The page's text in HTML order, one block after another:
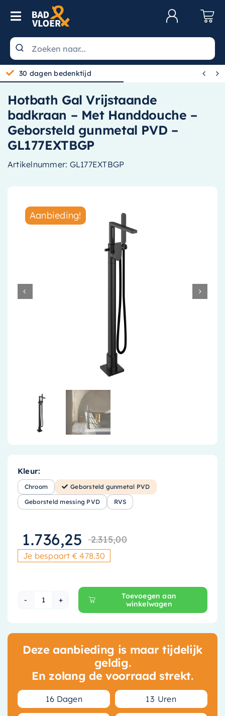
Skip to content
Toggle Navigation
Wastafels
Toiletten
Spiegels
Kranen
Douche
Badkamermeubels
Radiatoren
Installatiemateriaal
30 dagen bedenktijd  
Hotbath Gal Vrijstaande
badkraan – Met Handdouche –
Geborsteld gunmetal PVD –
GL177EXTBGP
Artikelnummer: GL177EXTBGP
Aanbieding!
Kleur:
Chroom Geborsteld gunmetal PVD
Geborsteld messing PVD RVS
2.315,00
1.736,25 Huidige
Je bespaart € 478.30
Hotbath Gal Vrijstaande badkraan - Met
Toevoegen aan
winkelwagen
Deze aanbieding is maar tijdelijk
geldig.
En zolang de voorraad strekt.
16 Dagen 13 Uren